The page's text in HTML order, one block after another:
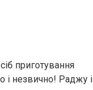
приготування
і незвично! Раджу і